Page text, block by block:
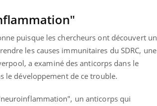
puisque les chercheurs ont découvert un
les causes immunitaires du SDRC, une
a examiné des anticorps dans le
le développement de ce trouble.
un anticorps qui